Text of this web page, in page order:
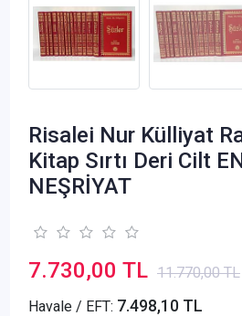
Risalei Nur Külliyat
Kitap Sırtı Deri Cilt
NEŞRİYAT
7.730,00 TL 11.770,00 TL
Havale / EFT: 7.498,10 TL